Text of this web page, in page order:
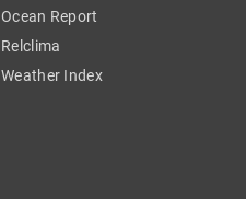
Ocean Report
Relclima
Weather Index